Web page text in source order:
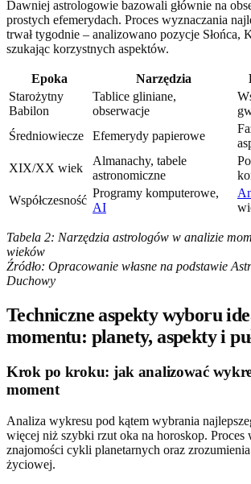
Dawniej astrologowie bazowali głównie na
prostych efemerydach. Proces wyznaczania
trwał tygodnie – analizowano pozycje Słońca,
szukając korzystnych aspektów.
Epoka Narzędzia
Starożytny
Babilon
Tablice gliniane,
obserwacje
Średniowiecze
Efemerydy papierowe
XIX/XX wiek
Almanachy, tabele
astronomiczne
Współczesność
Programy komputerowe,
AI
Tabela 2: Narzędzia astrologów w analizie
wieków
Źródło: Opracowanie własne na podstawie
Duchowy
Techniczne aspekty wyboru
momentu: planety, aspekty i
Krok po kroku: jak analizować
moment
Analiza wykresu pod kątem wybrania
więcej niż szybki rzut oka na horoskop. Proces
znajomości cykli planetarnych oraz
życiowej.